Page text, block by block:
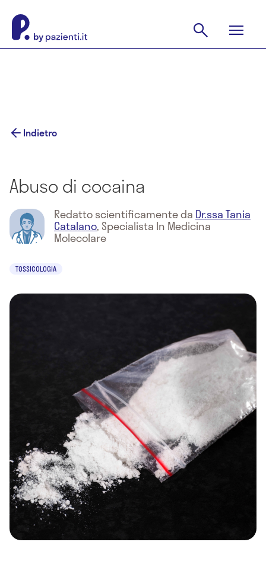
Indietro
Abuso di cocaina
Redatto scientificamente da Dr.ssa Tania
Catalano, Specialista In Medicina
Molecolare
TOSSICOLOGIA